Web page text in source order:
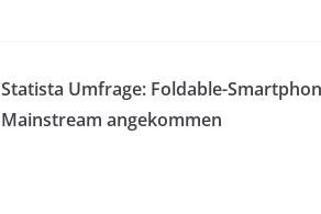
Statista Umfrage: Foldable-
Mainstream angekommen